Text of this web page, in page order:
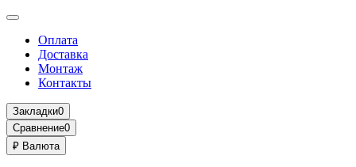
Оплата
Доставка
Монтаж
Контакты
Закладки0
Сравнение0
₽ Валюта